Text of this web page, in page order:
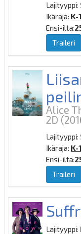
Lajityyppi:
Ikäraja: K-
Ensi-ilta:
Traileri
Alice
2D
Lajityyppi:
Ikäraja: K-
Ensi-ilta:
Traileri
Lajityyppi: